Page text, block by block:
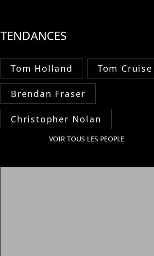
TENDANCES
Tom Holland Tom Cruise
Brendan Fraser
Christopher Nolan
VOIR TOUS LES PEOPLE